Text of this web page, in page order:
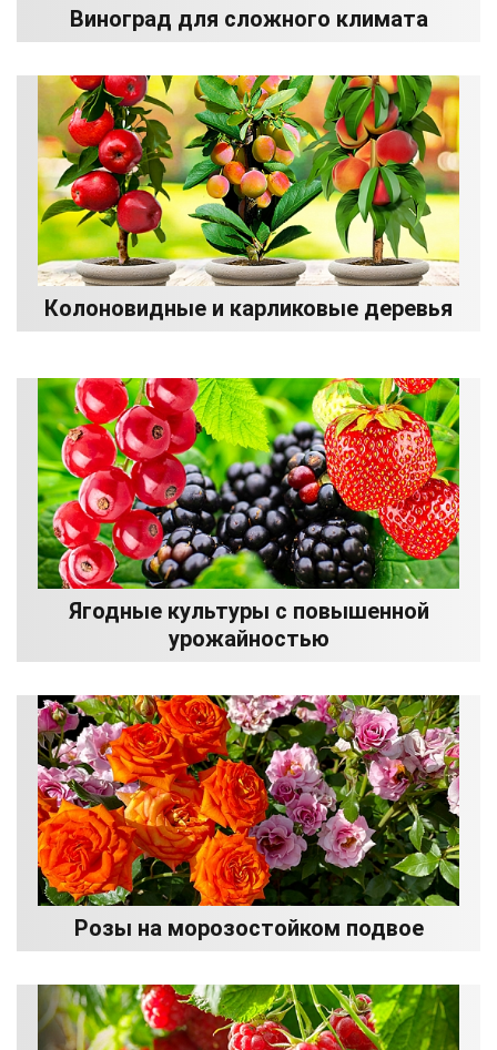
Виноград для сложного климата
Колоновидные и карликовые деревья
Ягодные культуры с повышенной
урожайностью
Розы на морозостойком подвое